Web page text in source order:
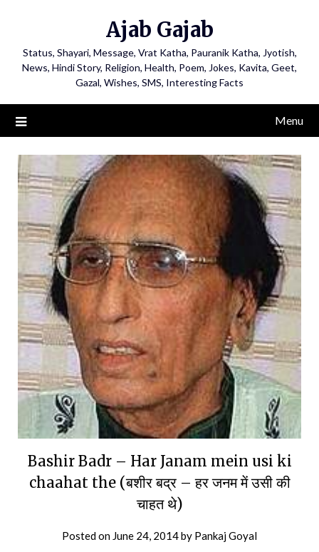
Ajab Gajab
Status, Shayari, Message, Vrat Katha, Pauranik Katha, Jyotish,
News, Hindi Story, Religion, Health, Poem, Jokes, Kavita, Geet,
Gazal, Wishes, SMS, Interesting Facts
Menu
Bashir Badr – Har Janam mein usi ki
chaahat the (बशीर बद्र – हर जनम में उसी की
चाहत थे)
Posted on June 24, 2014by Pankaj Goyal